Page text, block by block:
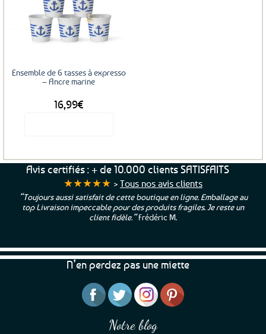
aux
favoris
Ensemble de 6 tasses à expresso
– Ancre marine
16,99€
Avis certifiés : + de 10.000 clients SATISFAITS
★★★★★ > Tous nos avis clients
“Toujours aussi satisfait de cette boutique en ligne. Emballage au
top Livraison impeccable pour des produits fragiles. Je reste un
client fidèle.”Frédéric M.
N’en perdez pas une miette
Notre blog